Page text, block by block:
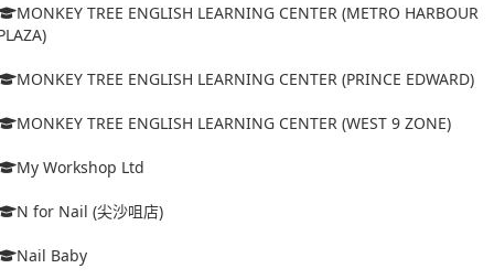
MONKEY TREE ENGLISH LEARNING CENTER (METRO HARBOUR
MONKEY TREE ENGLISH LEARNING CENTER (PRINCE EDWARD)
MONKEY TREE ENGLISH LEARNING CENTER (WEST 9 ZONE)
My Workshop Ltd
N for Nail (尖沙咀店)
Nail Baby